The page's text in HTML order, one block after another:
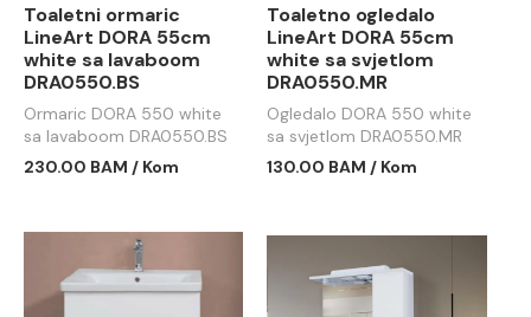
Toaletni ormaric
LineArt DORA 55cm
white sa lavaboom
DRA0550.BS
Ormaric DORA 550 white
sa lavaboom DRA0550.BS
230.00 BAM / Kom
Toaletno ogledalo
LineArt DORA 55cm
white sa svjetlom
DRA0550.MR
Ogledalo DORA 550 white
sa svjetlom DRA0550.MR
130.00 BAM / Kom